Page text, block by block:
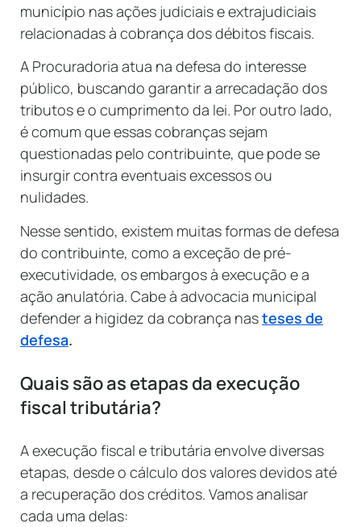
município nas ações judiciais e extrajudiciais
relacionadas à cobrança dos débitos fiscais.
A Procuradoria atua na defesa do interesse
público, buscando garantir a arrecadação dos
tributos e o cumprimento da lei. Por outro lado,
é comum que essas cobranças sejam
questionadas pelo contribuinte, que pode se
insurgir contra eventuais excessos ou
nulidades.
Nesse sentido, existem muitas formas de defesa
do contribuinte, como a exceção de pré-
executividade, os embargos à execução e a
ação anulatória. Cabe à advocacia municipal
defender a higidez da cobrança nasteses de
defesa.
Quais são as etapas da execução
fiscal tributária?
A execução fiscal e tributária envolve diversas
etapas, desde o cálculo dos valores devidos até
a recuperação dos créditos. Vamos analisar
cada uma delas: